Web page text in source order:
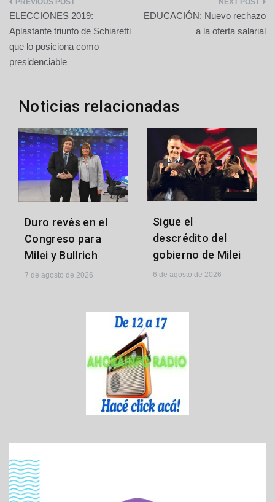
Navegación
de
entradas
ELECCIONES 2019:
Aplastante triunfo de Schiaretti
que lo posiciona como
presidenciable
EDUCACIÓN: Nuevo rechazo
a la oferta salarial
Noticias relacionadas
Duro revés en el
Congreso para
Milei y Bullrich
7 de agosto de 2026
Sigue el
descrédito del
gobierno de Milei
6 de agosto de 2026